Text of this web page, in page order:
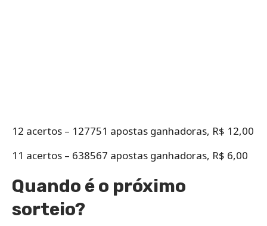
12 acertos – 127751 apostas ganhadoras, R$ 12,00
11 acertos – 638567 apostas ganhadoras, R$ 6,00
Quando é o próximo
sorteio?